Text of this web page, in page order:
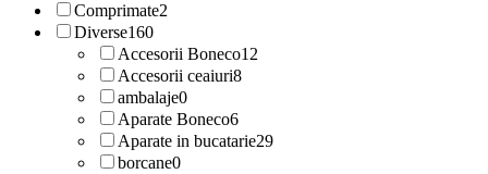
Comprimate2
Diverse160
Accesorii Boneco12
Accesorii ceaiuri8
ambalaje0
Aparate Boneco6
Aparate in bucatarie29
borcane0